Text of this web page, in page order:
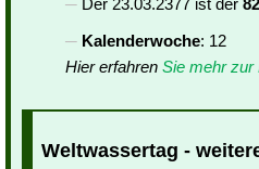
Der 23.03.2377 ist der
Kalenderwoche: 12
Hier erfahren Sie mehr zur
Weltwassertag -